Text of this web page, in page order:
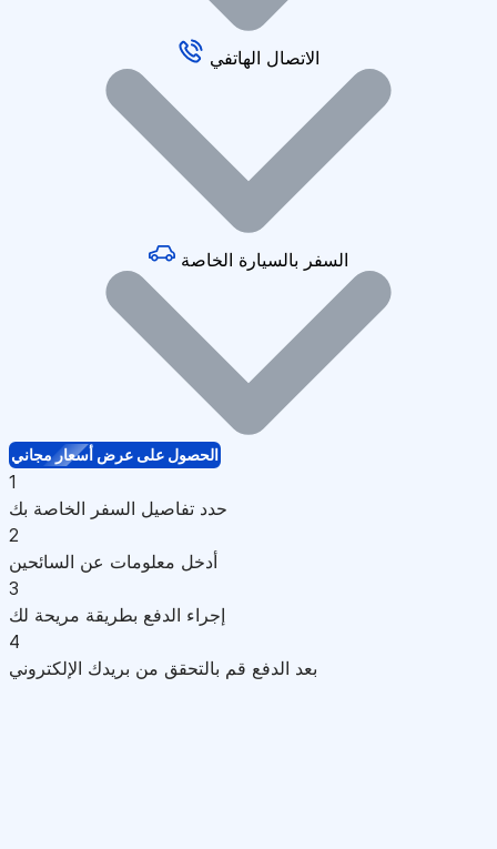
الاتصال الهاتفي
السفر بالسيارة الخاصة
الحصول على عرض أسعار مجاني
1
حدد تفاصيل السفر الخاصة بك
2
أدخل معلومات عن السائحين
3
إجراء الدفع بطريقة مريحة لك
4
بعد الدفع قم بالتحقق من بريدك الإلكتروني